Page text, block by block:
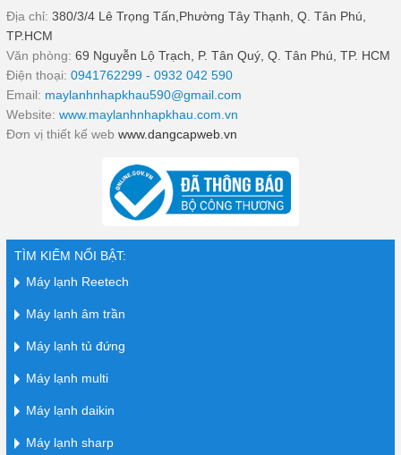
Địa chỉ: 380/3/4 Lê Trọng Tấn,Phường Tây Thạnh, Q. Tân Phú,
TP.HCM
Văn phòng: 69 Nguyễn Lộ Trạch, P. Tân Quý, Q. Tân Phú, TP. HCM
Điện thoại: 0941762299 - 0932 042 590
Email: maylanhnhapkhau590@gmail.com
Website: www.maylanhnhapkhau.com.vn
Đơn vị thiết kế web www.dangcapweb.vn
TÌM KIẾM NỔI BẬT:
Máy lạnh Reetech
Máy lạnh âm trần
Máy lạnh tủ đứng
Máy lạnh multi
Máy lạnh daikin
Máy lạnh sharp